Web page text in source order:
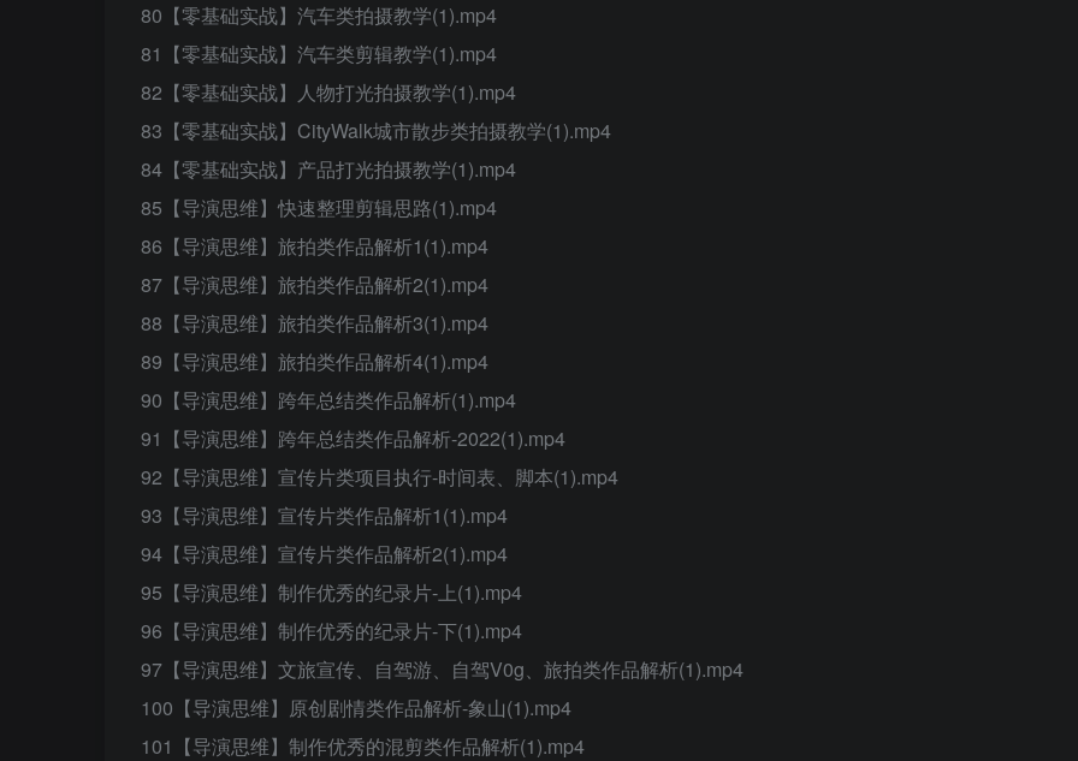
80【零基础实战】汽车类拍摄教学(1).mp4
81【零基础实战】汽车类剪辑教学(1).mp4
82【零基础实战】人物打光拍摄教学(1).mp4
83【零基础实战】CityWalk城市散步类拍摄教学(1).mp4
84【零基础实战】产品打光拍摄教学(1).mp4
85【导演思维】快速整理剪辑思路(1).mp4
86【导演思维】旅拍类作品解析1(1).mp4
87【导演思维】旅拍类作品解析2(1).mp4
88【导演思维】旅拍类作品解析3(1).mp4
89【导演思维】旅拍类作品解析4(1).mp4
90【导演思维】跨年总结类作品解析(1).mp4
91【导演思维】跨年总结类作品解析-2022(1).mp4
92【导演思维】宣传片类项目执行-时间表、脚本(1).mp4
93【导演思维】宣传片类作品解析1(1).mp4
94【导演思维】宣传片类作品解析2(1).mp4
95【导演思维】制作优秀的纪录片-上(1).mp4
96【导演思维】制作优秀的纪录片-下(1).mp4
97【导演思维】文旅宣传、自驾游、自驾V0g、旅拍类作品解析(1).mp4
100【导演思维】原创剧情类作品解析-象山(1).mp4
101【导演思维】制作优秀的混剪类作品解析(1).mp4